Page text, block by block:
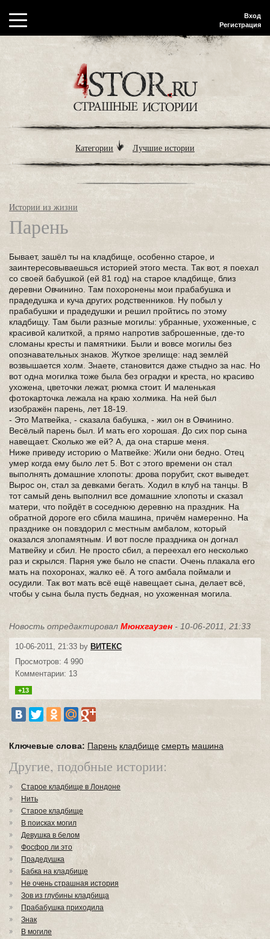
Вход
Регистрация
Категории Лучшие истории
Истории из жизни
Парень
Бывает, зашёл ты на кладбище, особенно старое, и
заинтересовываешься историей этого места. Так вот, я поехал
со своей бабушкой (ей 81 год) на старое кладбище, близ
деревни Овчинино. Там похоронены мои прабабушка и
прадедушка и куча других родственников. Ну побыл у
прабабушки и прадедушки и решил пройтись по этому
кладбищу. Там были разные могилы: убранные, ухоженные, с
красивой калиткой, а прямо напротив заброшенные, где-то
сломаны кресты и памятники. Были и вовсе могилы без
опознавательных знаков. Жуткое зрелище: над землёй
возвышается холм. Знаете, становится даже стыдно за нас. Но
вот одна могилка тоже была без оградки и креста, но красиво
ухожена, цветочки лежат, рюмка стоит. И маленькая
фотокарточка лежала на краю холмика. На ней был
изображён парень, лет 18-19.
- Это Матвейка, - сказала бабушка, - жил он в Овчинино.
Весёлый парень был. И мать его хорошая. До сих пор сына
навещает. Сколько же ей? А, да она старше меня.
Ниже приведу историю о Матвейке: Жили они бедно. Отец
умер когда ему было лет 5. Вот с этого времени он стал
выполнять домашние хлопоты: дрова порубит, скот выведет.
Вырос он, стал за девками бегать. Ходил в клуб на танцы. В
тот самый день выполнил все домашние хлопоты и сказал
матери, что пойдёт в соседнюю деревню на праздник. На
обратной дороге его сбила машина, причём намеренно. На
празднике он повздорил с местным амбалом, который
оказался злопамятным. И вот после праздника он догнал
Матвейку и сбил. Не просто сбил, а переехал его несколько
раз и скрылся. Парня уже было не спасти. Очень плакала его
мать на похоронах, жалко её. А того амбала поймали и
осудили. Так вот мать всё ещё навещает сына, делает всё,
чтобы у сына была пусть бедная, но ухоженная могила.
Новость отредактировал Мюнхгаузен- 10-06-2011, 21:33
10-06-2011, 21:33 by ВИТЕКС
Просмотров: 4 990
Комментарии: 13
+13
Ключевые слова: Парень кладбище смерть машина
Другие, подобные истории:
Старое кладбище в Лондоне
Нить
Старое кладбище
В поисках могил
Девушка в белом
Фосфор ли это
Прадедушка
Бабка на кладбище
Не очень страшная история
Зов из глубины кладбища
Прабабушка приходила
Знак
В могиле